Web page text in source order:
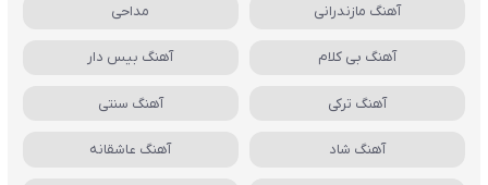
آهنگ مازندرانی مداحی
آهنگ بی کلام آهنگ بیس دار
آهنگ ترکی آهنگ سنتی
آهنگ شاد آهنگ عاشقانه